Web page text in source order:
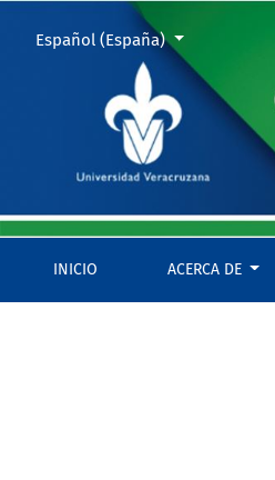
PORTADA, PÁGINA LEGAL E ÍNDICE
INICIO ACERCA DE
Cambiar el idioma. El actual es:
Español (España)